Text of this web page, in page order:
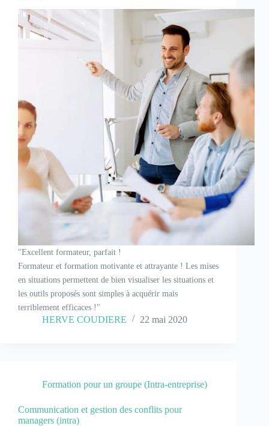
"Excellent formateur, parfait !
Formateur et formation motivante et attrayante ! Les mises
en situations permettent de bien visualiser les situations et
les outils proposés sont simples à acquérir mais
terriblement efficaces !"
HERVE COUDIERE 22 mai 2020
Formation pour un groupe (Intra-entreprise)
Communication et gestion des conflits pour
managers (intra)